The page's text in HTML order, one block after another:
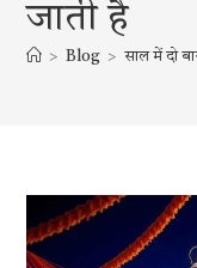
जाती है
> Blog > साल में दो